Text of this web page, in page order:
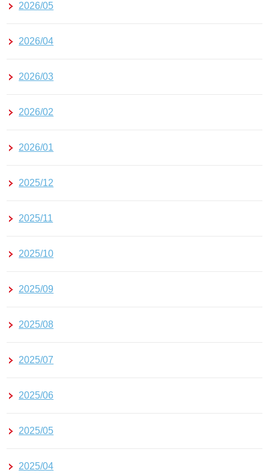
2026/05
2026/04
2026/03
2026/02
2026/01
2025/12
2025/11
2025/10
2025/09
2025/08
2025/07
2025/06
2025/05
2025/04